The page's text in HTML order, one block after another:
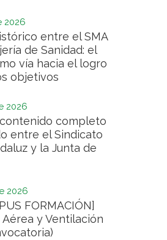
2026
entre el SMA
de Sanidad: el
vía hacia el logro
objetivos
2026
completo
entre el Sindicato
y la Junta de
2026
FORMACIÓN]
Aérea y Ventilación